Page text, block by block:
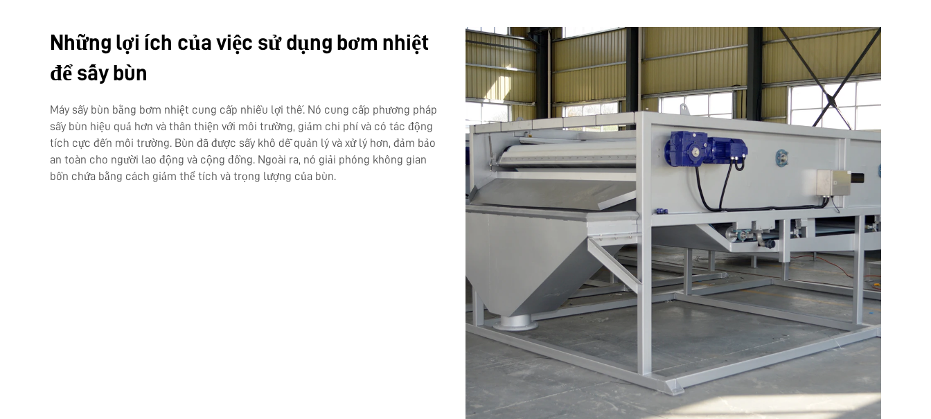
Những lợi ích của việc sử dụng bơm nhiệt
để sấy bùn
Máy sấy bùn bằng bơm nhiệt cung cấp nhiều lợi thế. Nó cung cấp phương pháp
sấy bùn hiệu quả hơn và thân thiện với môi trường, giảm chi phí và có tác động
tích cực đến môi trường. Bùn đã được sấy khô dễ quản lý và xử lý hơn, đảm bảo
an toàn cho người lao động và cộng đồng. Ngoài ra, nó giải phóng không gian
bồn chứa bằng cách giảm thể tích và trọng lượng của bùn.